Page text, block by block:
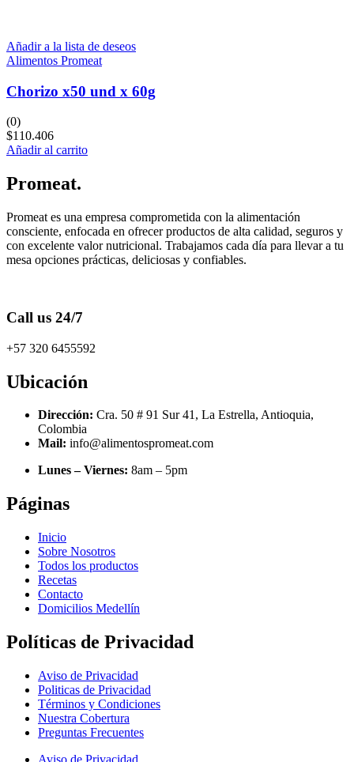
Añadir a la lista de deseos
Alimentos Promeat
Chorizo x50 und x 60g
(0)
$110.406
Añadir al carrito
Promeat.
Promeat es una empresa comprometida con la alimentación
consciente, enfocada en ofrecer productos de alta calidad, seguros y
con excelente valor nutricional. Trabajamos cada día para llevar a tu
mesa opciones prácticas, deliciosas y confiables.
Call us 24/7
+57 320 6455592
Ubicación
Dirección: Cra. 50 # 91 Sur 41, La Estrella, Antioquia,
Colombia​
Mail: info@alimentospromeat.com​
Lunes – Viernes: 8am – 5pm
Páginas
Inicio
Sobre Nosotros
Todos los productos
Recetas
Contacto
Domicilios Medellín
Políticas de Privacidad
Aviso de Privacidad
Politicas de Privacidad
Términos y Condiciones
Nuestra Cobertura
Preguntas Frecuentes
Aviso de Privacidad